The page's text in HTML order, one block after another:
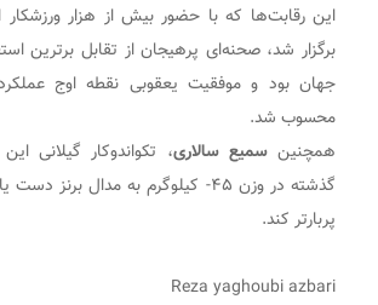
برگزار شد، صحنه‌ای پرهیجان از تقابل برترین
جهان بود و موفقیت یعقوبی نقطه اوج
محسوب شد.
همچنینسمیع سالاری، تکواندوکار گیلانی
گذشته در وزن ۴۵- کیلوگرم به مدال برنز
پربارتر کند.
Reza yaghoubi azbari